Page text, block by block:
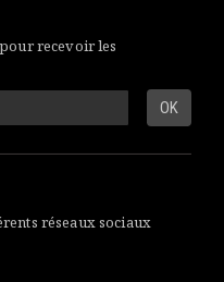
recevoir les
réseaux sociaux